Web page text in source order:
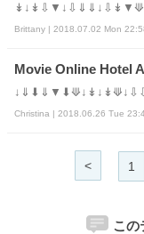
Brittany | 2018.07.02 Mon
Movie Online Hotel
Christina | 2018.06.26 Tue
< 1
この